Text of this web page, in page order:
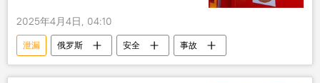
2025年4月4日, 04:10
泄漏 俄罗斯 安全 事故